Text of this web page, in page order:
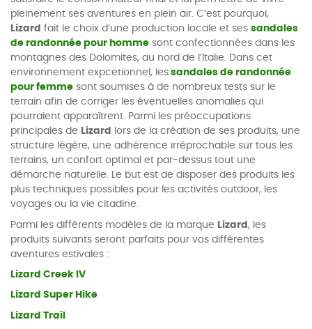
pleinement ses aventures en plein air. C’est pourquoi,
Lizard fait le choix d’une production locale et ses sandales
de randonnée pour homme sont confectionnées dans les
montagnes des Dolomites, au nord de l’Italie. Dans cet
environnement expcetionnel, les sandales de randonnée
pour femme sont soumises à de nombreux tests sur le
terrain afin de corriger les éventuelles anomalies qui
pourraient apparaîtrent. Parmi les préoccupations
principales de Lizard
lors de la création de ses produits, une
structure légère, une adhérence irréprochable sur tous les
terrains, un confort optimal et par-dessus tout une
démarche naturelle. Le but est de disposer des produits les
plus techniques possibles pour les activités outdoor, les
voyages ou la vie citadine.
Parmi les différents modèles de la marque Lizard , les
produits suivants seront parfaits pour vos différentes
aventures estivales :
Lizard Creek IV
Lizard Super Hike
Lizard Trail